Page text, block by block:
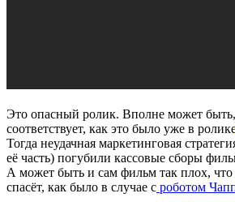
Это опасный ролик. Вполне может
соответствует, как это было уже в
Тогда неудачная маркетинговая
её часть) погубили кассовые сборы
А может быть и сам фильм так плох, что
спасёт, как было в случае с роботом